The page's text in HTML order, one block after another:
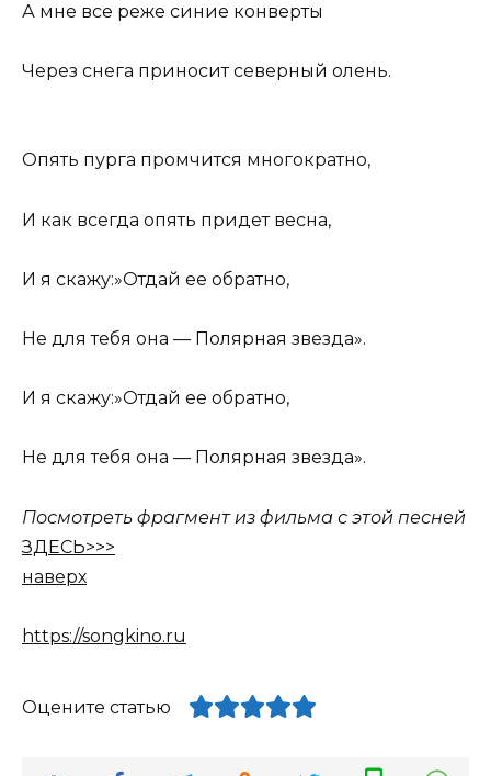
А мне все реже синие конверты
Через снега приносит северный олень.
Опять пурга промчится многократно,
И как всегда опять придет весна,
И я скажу:»Отдай ее обратно,
Не для тебя она — Полярная звезда».
И я скажу:»Отдай ее обратно,
Не для тебя она — Полярная звезда».
Посмотреть фрагмент из фильма с этой песней
ЗДЕСЬ>>>
наверх
https://songkino.ru
Оцените статью